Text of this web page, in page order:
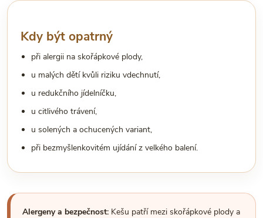
Kdy být opatrný
při alergii na skořápkové plody,
u malých dětí kvůli riziku vdechnutí,
u redukčního jídelníčku,
u citlivého trávení,
u solených a ochucených variant,
při bezmyšlenkovitém ujídání z velkého balení.
Alergeny a bezpečnost: Kešu patří mezi skořápkové plody a